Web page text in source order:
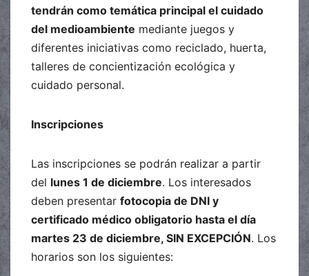
tendrán como temática principal el cuidado
del medioambiente mediante juegos y
diferentes iniciativas como reciclado, huerta,
talleres de concientización ecológica y
cuidado personal.
Inscripciones
Las inscripciones se podrán realizar a partir
del lunes 1 de diciembre. Los interesados
deben presentar fotocopia de DNI y
certificado médico obligatorio hasta el día
martes 23 de diciembre, SIN EXCEPCIÓN. Los
horarios son los siguientes: